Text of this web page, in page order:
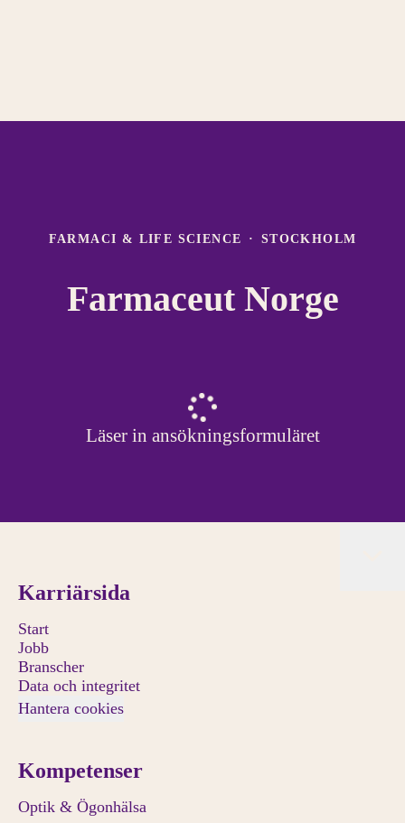
FARMACI & LIFE SCIENCE · STOCKHOLM
Farmaceut Norge
Läser in ansökningsformuläret
Karriärsida
Start
Jobb
Branscher
Data och integritet
Hantera cookies
Kompetenser
Optik & Ögonhälsa